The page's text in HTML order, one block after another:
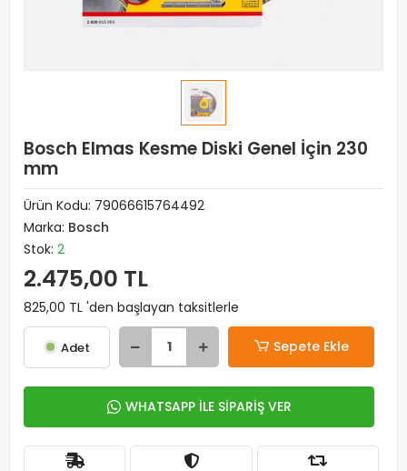
Bosch Elmas Kesme Diski Genel İçin 230
mm
Ürün Kodu: 79066615764492
Marka: Bosch
Stok: 2
2.475,00 TL
825,00 TL 'den başlayan taksitlerle
Adet Sepete Ekle
WHATSAPP İLE SİPARİŞ VER